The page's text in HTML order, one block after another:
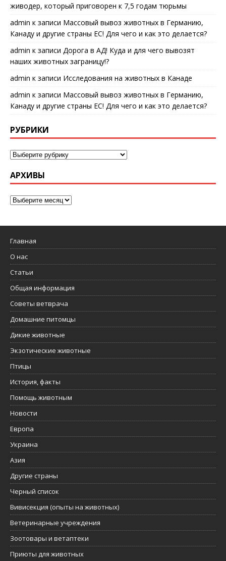
живодер, который приговорен к 7,5 годам тюрьмы
admin к записи Массовый вывоз животных в Германию,
Канаду и другие страны ЕС! Для чего и как это делается?
admin к записи Дорога в АД! Куда и для чего вывозят
наших животных заграницу!?
admin к записи Исследования на животных в Канаде
admin к записи Массовый вывоз животных в Германию,
Канаду и другие страны ЕС! Для чего и как это делается?
РУБРИКИ
АРХИВЫ
Главная
О нас
Статьи
Общая информация
Советы ветврача
Домашние питомцы
Дикие животные
Экзотические животные
Птицы
История, факты
Помощь животным
Новости
Европа
Украина
Азия
Другие страны
Черный список
Вивисекция (опыты на животных)
Ветеринарные учреждения
Зоотовары и ветаптеки
Приюты для животных